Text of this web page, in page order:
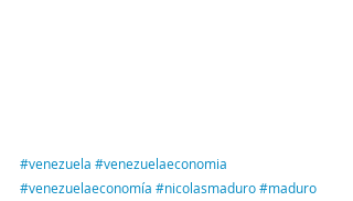
#venezuela #venezuelaeconomia
#venezuelaeconomía #nicolasmaduro#maduro